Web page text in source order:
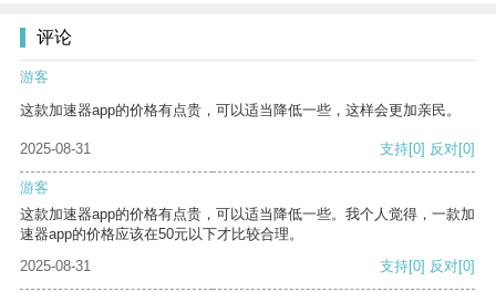
评论
游客
这款加速器app的价格有点贵，可以适当降低一些，这样会更加亲民。
2025-08-31 支持[0] 反对[0]
游客
这款加速器app的价格有点贵，可以适当降低一些。我个人觉得，一款加
速器app的价格应该在50元以下才比较合理。
2025-08-31
支持[0] 反对[0]